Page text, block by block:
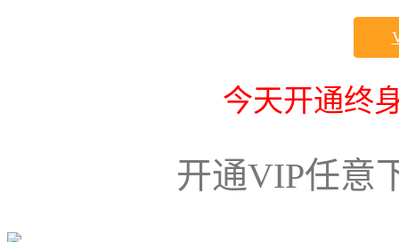
今天开通终
开通VIP任意